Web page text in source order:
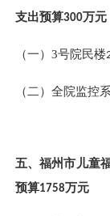
支出预算300万元
（一） 3号院民楼
（二） 全院监控
五、福州市儿童
预算1758万元